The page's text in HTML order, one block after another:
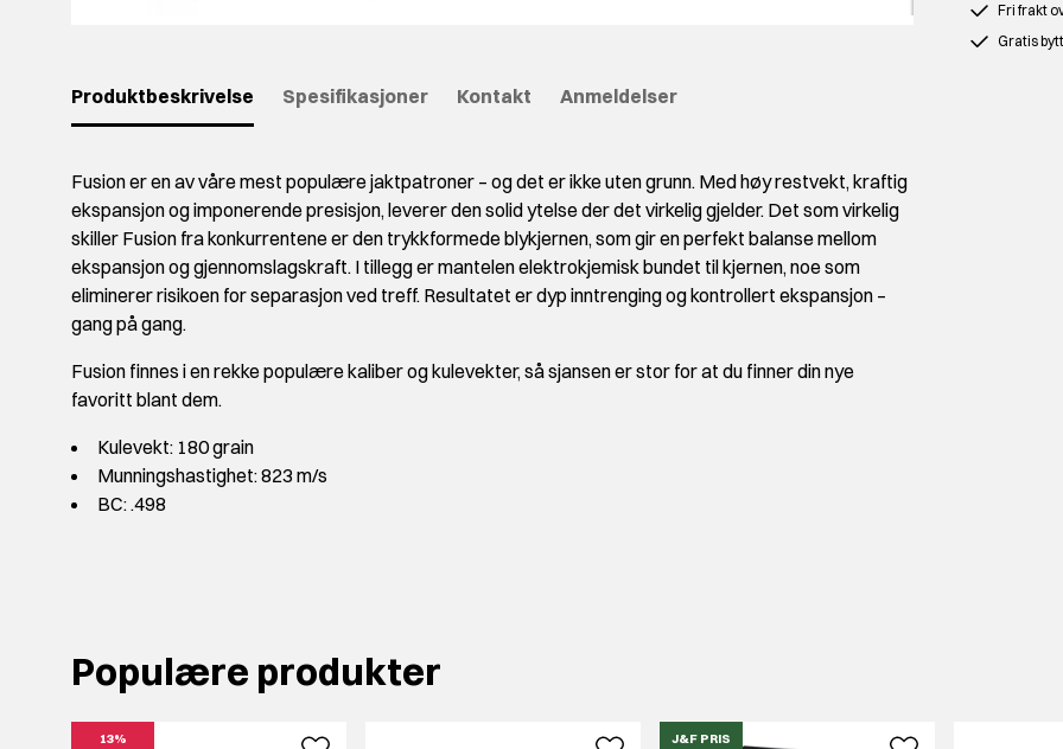
Produktbeskrivelse Spesifikasjoner Kontakt Anmeldelser
Fusion er en av våre mest populære jaktpatroner – og det er ikke uten grunn. Med høy restvekt, kraftig
ekspansjon og imponerende presisjon, leverer den solid ytelse der det virkelig gjelder. Det som virkelig
skiller Fusion fra konkurrentene er den trykkformede blykjernen, som gir en perfekt balanse mellom
ekspansjon og gjennomslagskraft. I tillegg er mantelen elektrokjemisk bundet til kjernen, noe som
eliminerer risikoen for separasjon ved treff. Resultatet er dyp inntrenging og kontrollert ekspansjon –
gang på gang.
Fusion finnes i en rekke populære kaliber og kulevekter, så sjansen er stor for at du finner din nye
favoritt blant dem.
Kulevekt: 180 grain
Munningshastighet: 823 m/s
BC: .498
Fri frakt
Gratis
Populære produkter
13% J&F PRIS